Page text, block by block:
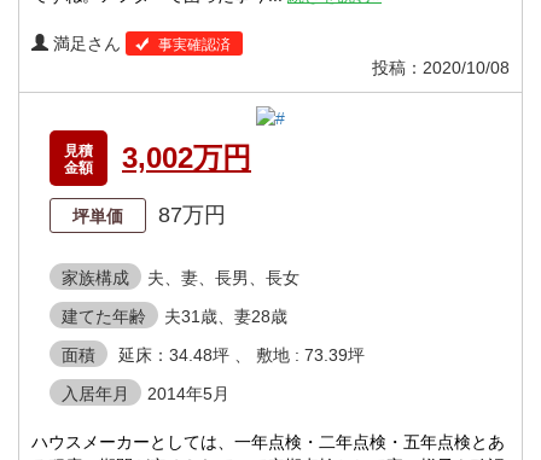
満足さん 事実確認済
投稿：2020/10/08
見積
金額
3,002万円
坪単価 87万円
家族構成
夫、妻、長男、長女
建てた年齢
夫31歳、妻28歳
面積
延床：34.48坪 、 敷地 : 73.39坪
入居年月
2014年5月
ハウスメーカーとしては、一年点検・二年点検・五年点検とあ